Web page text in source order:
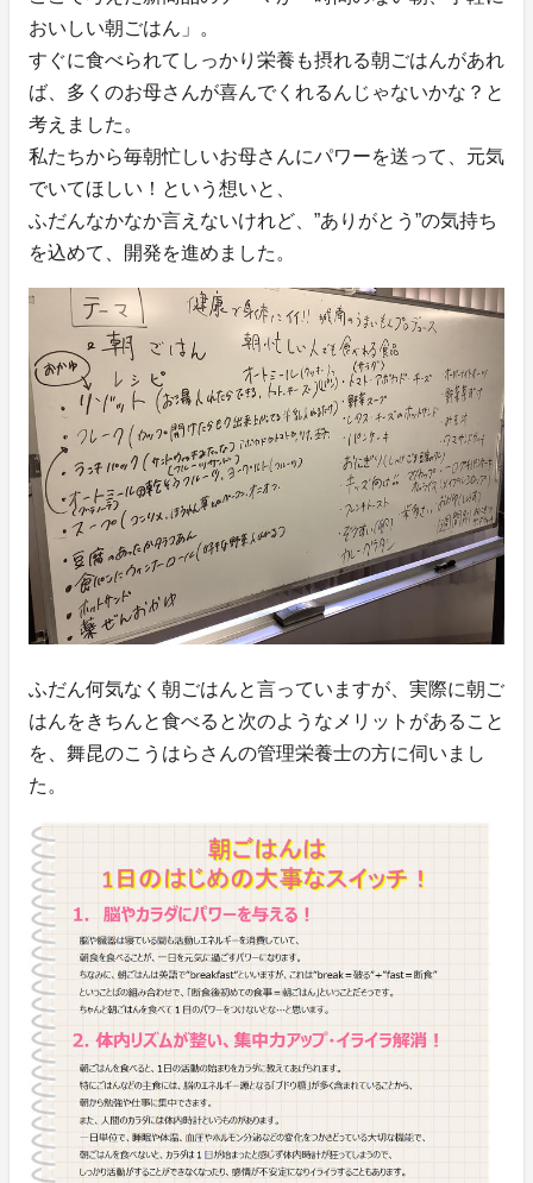
おいしい朝ごはん」。
すぐに食べられてしっかり栄養も摂れる朝ごはんがあれ
ば、多くのお母さんが喜んでくれるんじゃないかな？と
考えました。
私たちから毎朝忙しいお母さんにパワーを送って、元気
でいてほしい！という想いと、
ふだんなかなか言えないけれど、”ありがとう”の気持ち
を込めて、開発を進めました。
ふだん何気なく朝ごはんと言っていますが、実際に朝ご
はんをきちんと食べると次のようなメリットがあること
を、舞昆のこうはらさんの管理栄養士の方に伺いまし
た。